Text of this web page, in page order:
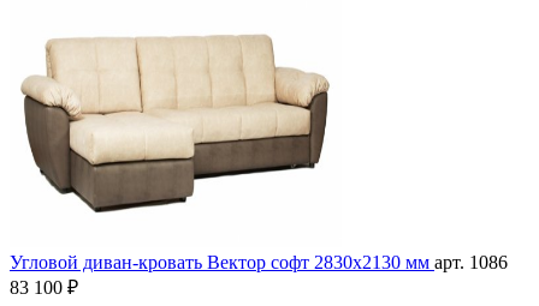
Угловой диван-кровать Вектор софт 2830х2130 мм арт. 1086
83 100 ₽